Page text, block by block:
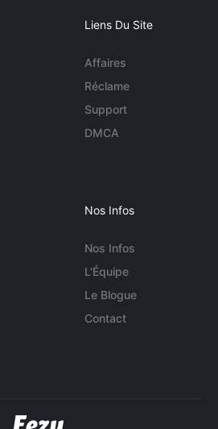
Liens Du Site
Affaires
Réclame
Support
DMCA
Nos Infos
Nos Infos
L'Équipe
Le Blogue
Contact